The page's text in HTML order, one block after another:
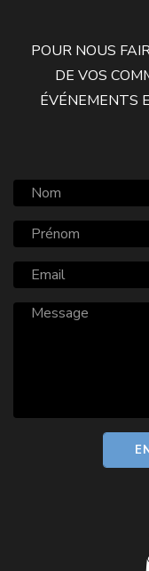
POUR NOUS
DE VOS
ÉVÉNEMENTS